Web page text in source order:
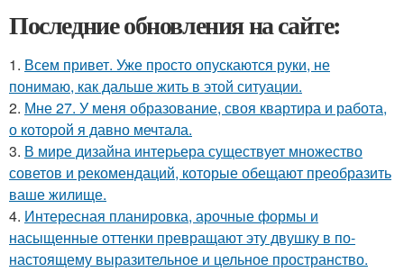
Последние обновления на сайте:
1. Всем привет. Уже просто опускаются руки, не
понимаю, как дальше жить в этой ситуации.
2. Мне 27. У меня образование, своя квартира и работа,
о которой я давно мечтала.
3. В мире дизайна интерьера существует множество
советов и рекомендаций, которые обещают преобразить
ваше жилище.
4. Интересная планировка, арочные формы и
насыщенные оттенки превращают эту двушку в по-
настоящему выразительное и цельное пространство.